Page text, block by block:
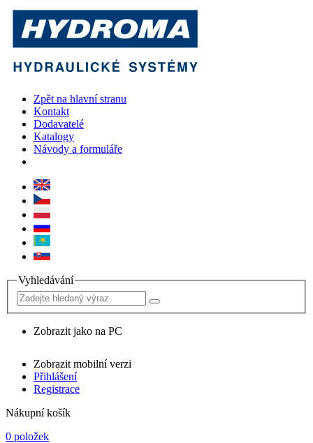
Zpět na hlavní stranu
Kontakt
Dodavatelé
Katalogy
Návody a formuláře
Vyhledávání
Zobrazit jako na PC
Zobrazit mobilní verzi
Přihlášení
Registrace
Nákupní košík
0 položek